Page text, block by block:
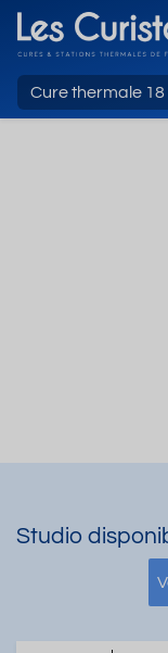
Cure thermale 18
Studio